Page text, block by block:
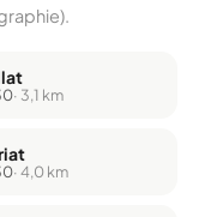
· 3,1 km
· 4,0 km